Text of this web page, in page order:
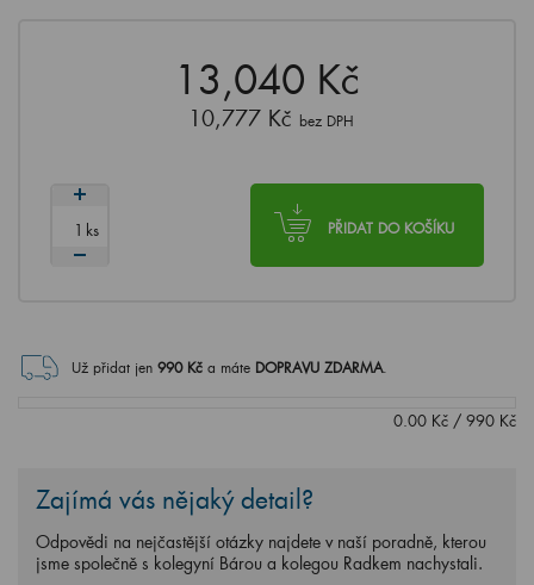
13,040 Kč
10,777 Kč bez DPH
PŘIDAT DO KOŠÍKU
ks
Už přidat jen 990Kč a máte DOPRAVU ZDARMA.
0.00 Kč / 990 Kč
Zajímá vás nějaký detail?
Odpovědi na nejčastější otázky najdete v naší poradně, kterou
jsme společně s kolegyní Bárou a kolegou Radkem nachystali.